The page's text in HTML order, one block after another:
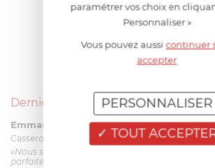
Derniers avis produits
Emmanuel 56 ansle 23/06/2026 à 12:04
Casserole mini 9 cm Castelpro 5 ply poignée fixe
«Nous sommes dans un produit de haute
parfaite pour l'élaboration des sauces et vient
paramétrer vos choix en
Personnaliser »
Vous pouvez aussicontinuer
accepter
TOUT
PERSONNALISER